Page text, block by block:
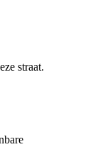
straat.